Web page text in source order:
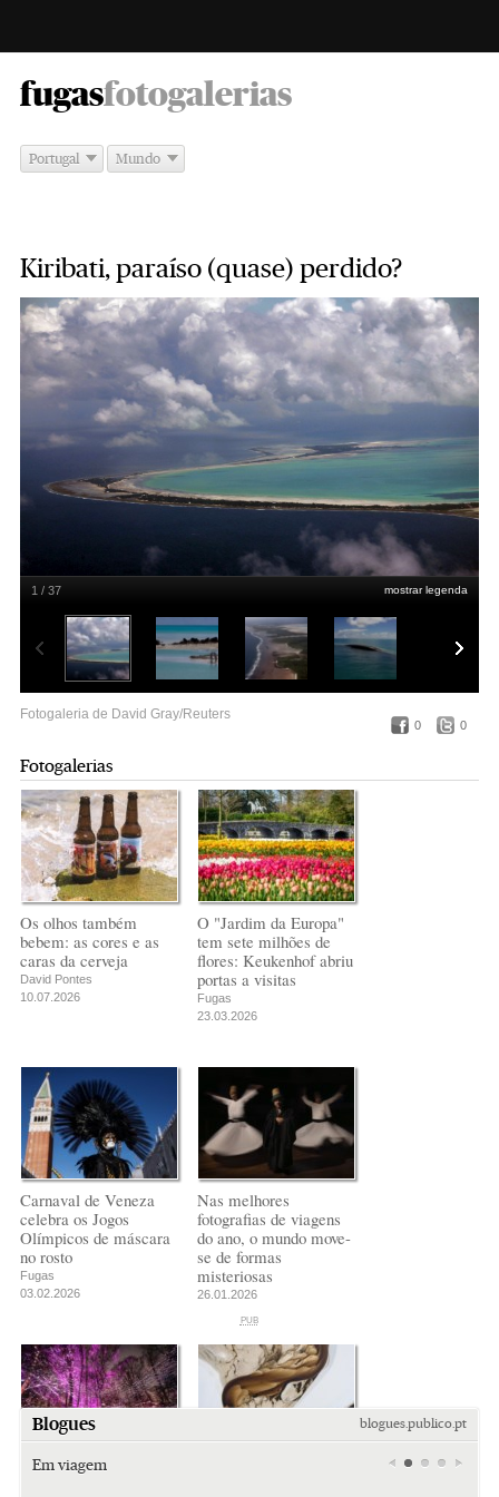
fugas -
fotogalerias
Portugal Mundo
Kiribati, paraíso (quase) perdido?
mostrar legenda
1 / 37
0 0
Fotogaleria de David Gray/Reuters
Fotogalerias
Os olhos também
bebem: as cores e as
caras da cerveja
David Pontes
10.07.2026
O "Jardim da Europa"
tem sete milhões de
flores: Keukenhof abriu
portas a visitas
Fugas
23.03.2026
Carnaval de Veneza
celebra os Jogos
Olímpicos de máscara
no rosto
Fugas
03.02.2026
Nas melhores
fotografias de viagens
do ano, o mundo move-
se de formas
misteriosas
26.01.2026
O esplendor cósmico
PUB
PUB
PUB
Blogues blogues.publico.pt
Em viagem